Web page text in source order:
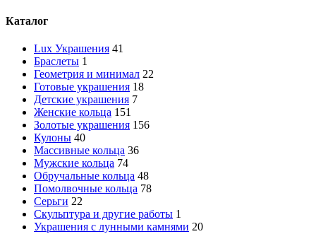
Каталог
Lux Украшения 41
Браслеты 1
Геометрия и минимал 22
Готовые украшения 18
Детские украшения 7
Женские кольца 151
Золотые украшения 156
Кулоны 40
Массивные кольца 36
Мужские кольца 74
Обручальные кольца 48
Помолвочные кольца 78
Серьги 22
Скульптура и другие работы 1
Украшения с лунными камнями 20